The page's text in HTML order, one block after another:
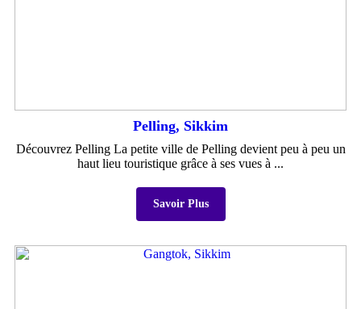
Pelling, Sikkim
Découvrez Pelling La petite ville de Pelling devient peu à peu un
haut lieu touristique grâce à ses vues à ...
Savoir Plus